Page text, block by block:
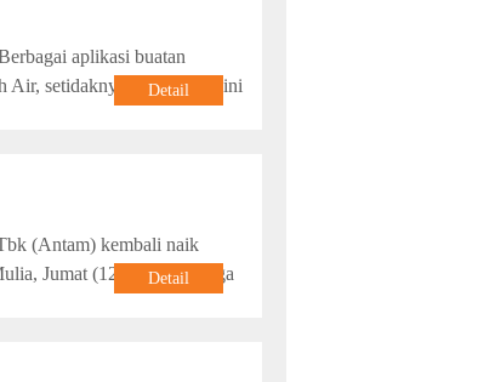
aplikasi buatan
setidaknya sampai saat ini
Detail
(Antam) kembali naik
Jumat (12/4/2013), harga
Detail